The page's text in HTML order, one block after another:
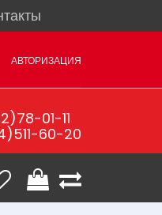
АВТОРИЗАЦИЯ
01-11
60-20